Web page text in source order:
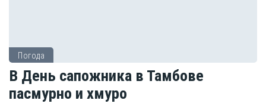
Погода
В День сапожника в Тамбове
пасмурно и хмуро